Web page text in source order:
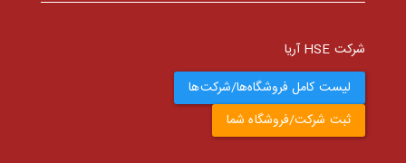
شرکت HSE آریا
لیست کامل فروشگاه‌ها/شرکت‌ها
ثبت شرکت/فروشگاه شما